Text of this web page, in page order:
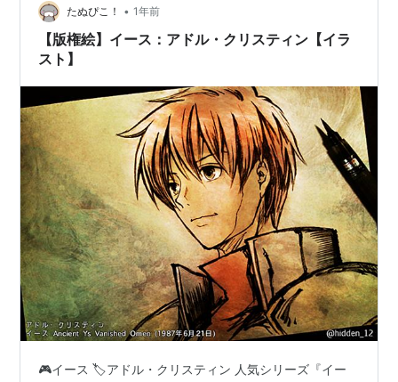
ったことはありません。封を開けると勿体ない気がする
のでそのままにします。。。。 PCエンジン版の１～４と
SFC版の5を…
たぬぴこ！ • 1年前
【版権絵】イース：アドル・クリスティン【イラ
スト】
🎮イース 🏷️アドル・クリスティン 人気シリーズ『イー